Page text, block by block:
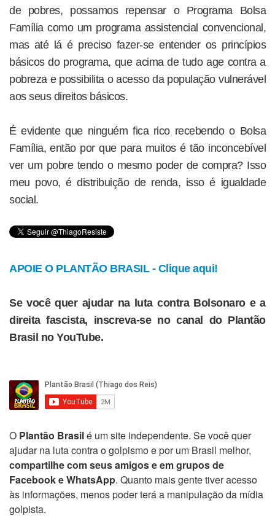
de pobres, possamos repensar o Programa Bolsa
Família como um programa assistencial convencional,
mas até lá é preciso fazer-se entender os princípios
básicos do programa, que acima de tudo age contra a
pobreza e possibilita o acesso da população vulnerável
aos seus direitos básicos.
É evidente que ninguém fica rico recebendo o Bolsa
Família, então por que para muitos é tão inconcebível
ver um pobre tendo o mesmo poder de compra? Isso
meu povo, é distribuição de renda, isso é igualdade
social.
APOIE O PLANTÃO BRASIL - Clique aqui!
Se você quer ajudar na luta contra Bolsonaro e a
direita fascista, inscreva-se no canal do Plantão
Brasil no YouTube.
O Plantão Brasilé um site independente. Se você quer
ajudar na luta contra o golpismo e por um Brasil melhor,
compartilhe com seus amigos e em grupos de
Facebook e WhatsApp. Quanto mais gente tiver acesso
às informações, menos poder terá a manipulação da mídia
golpista.